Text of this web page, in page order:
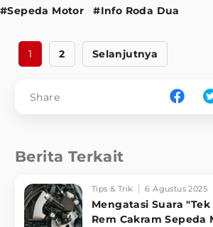
#Sepeda Motor #Info Roda Dua
1 2 Selanjutnya
Share
Berita Terkait
Tips & Trik 6 Agustus 2025
Mengatasi Suara
Rem Cakram Sepeda